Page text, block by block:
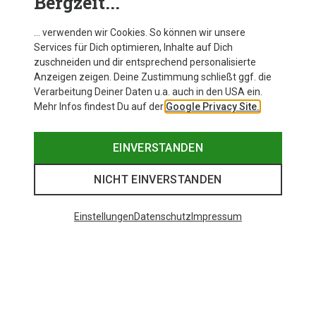
… verwenden wir Cookies. So können wir unsere
Services für Dich optimieren, Inhalte auf Dich
zuschneiden und dir entsprechend personalisierte
Anzeigen zeigen. Deine Zustimmung schließt ggf. die
Verarbeitung Deiner Daten u.a. auch in den USA ein.
Mehr Infos findest Du auf der Google Privacy Site.
EINVERSTANDEN
NICHT EINVERSTANDEN
EinstellungenDatenschutz Impressum